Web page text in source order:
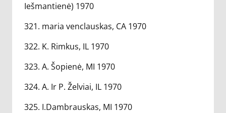
Iešmantienė) 1970
321. maria venclauskas, CA 1970
322. K. Rimkus, IL 1970
323. A. Šopienė, MI 1970
324. A. Ir P. Želviai, IL 1970
325. I.Dambrauskas, MI 1970